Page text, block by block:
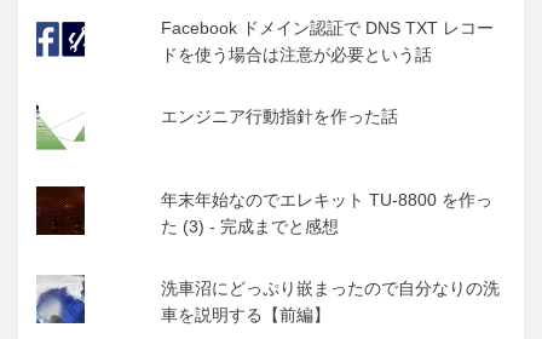
Facebook ドメイン認証で DNS TXT レコー
ドを使う場合は注意が必要という話
エンジニア行動指針を作った話
年末年始なのでエレキット TU-8800 を作っ
た (3) - 完成までと感想
洗車沼にどっぷり嵌まったので自分なりの洗
車を説明する【前編】